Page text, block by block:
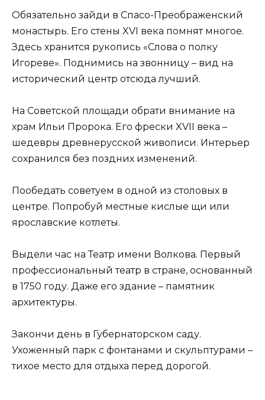
Обязательно зайди в Спасо-Преображенский
монастырь. Его стены XVI века помнят многое.
Здесь хранится рукопись «Слова о полку
Игореве». Поднимись на звонницу – вид на
исторический центр отсюда лучший.
На Советской площади обрати внимание на
храм Ильи Пророка. Его фрески XVII века –
шедевры древнерусской живописи. Интерьер
сохранился без поздних изменений.
Пообедать советуем в одной из столовых в
центре. Попробуй местные кислые щи или
ярославские котлеты.
Выдели час на Театр имени Волкова. Первый
профессиональный театр в стране, основанный
в 1750 году. Даже его здание – памятник
архитектуры.
Закончи день в Губернаторском саду.
Ухоженный парк с фонтанами и скульптурами –
тихое место для отдыха перед дорогой.